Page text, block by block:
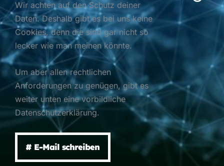
Wir achten auf den Schutz deiner
Daten. Deshalb gibt es bei uns keine
Cookies, denn die sind gar nicht so
lecker wie man meinen könnte.
Um aber allen rechtlichen
Anforderungen zu genügen, gibt es
weiter unten eine vorbildliche
Datenschutzerklärung.
# E-Mail schreiben